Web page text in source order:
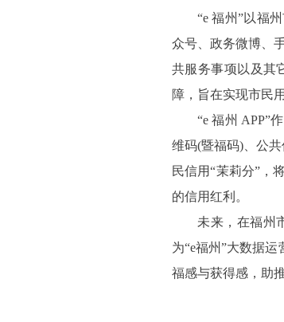
“e 福州”以福
众号、政务微博、
共服务事项以及其
障，旨在实现市民
“e 福州 APP”
维码(暨福码)、公
民信用“茉莉分”，
的信用红利。
未来，在福州
为“e福州”大数据
福感与获得感，助